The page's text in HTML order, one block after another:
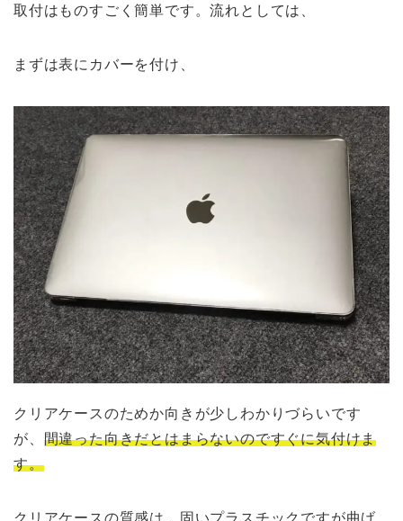
取付はものすごく簡単です。流れとしては、
まずは表にカバーを付け、
クリアケースのためか向きが少しわかりづらいです
が、 間違った向きだとはまらないのですぐに気付けま
す。
クリアケースの質感は、固いプラスチックですが曲げ